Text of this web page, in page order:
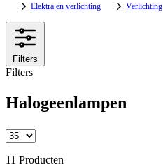
Elektra en verlichting Verlichting
Filters
Filters
Halogeenlampen
11 Producten